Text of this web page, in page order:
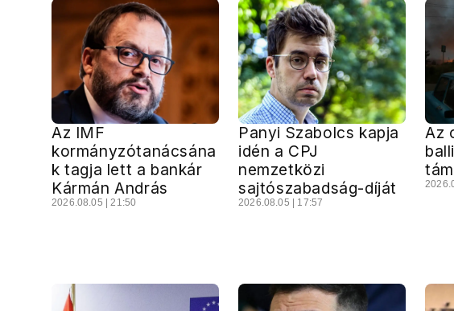
Az IMF
kormányzótanácsána
k tagja lett a bankár
Kármán András
2026.08.05 | 21:50
Panyi Szabolcs kapja
idén a CPJ
nemzetközi
sajtószabadság-díját
2026.08.05 | 17:57
Az